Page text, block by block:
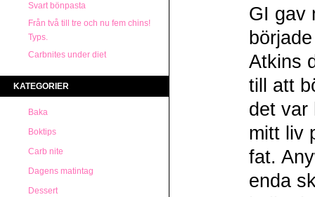
Svart bönpasta
Från två till tre och nu fem chins!
Typs.
Carbnites under diet
KATEGORIER
Baka
Boktips
Carb nite
Dagens matintag
Dessert
GI gav
Atkins
till att
det var
mitt liv
fat.
enda